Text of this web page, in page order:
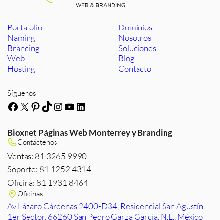
Portafolio
Naming
Branding
Web
Hosting
Dominios
Nosotros
Soluciones
Blog
Contacto
Síguenos
Facebook
X Pinterest
TikTok
Instagram
YouTube
LinkedIn
Bioxnet Páginas Web Monterrey y Branding
Contáctenos
Ventas: 81 3265 9990
Soporte: 81 1252 4314
Oficina: 81 1931 8464
Oficinas:
Av Lázaro Cárdenas 2400-D34, Residencial San Agustín
1er Sector, 66260 San Pedro Garza García, N.L., México